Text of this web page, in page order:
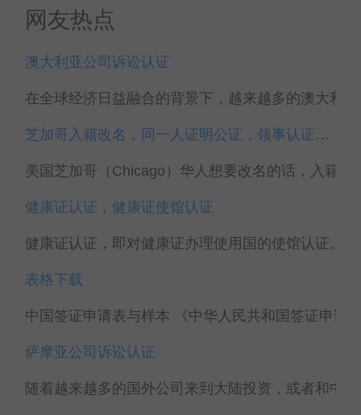
网友热点
澳大利亚公司诉讼认证
在全球经济日益融合的背景下，越来越多的澳大利
芝加哥入籍改名，同一人证明公证，领事认证代办
美国芝加哥（Chicago）华人想要改名的话，入籍
健康证认证，健康证使馆认证
健康证认证，即对健康证办理使用国的使馆认证。
表格下载
中国签证申请表与样本 《中华人民共和国签证申请
萨摩亚公司诉讼认证
随着越来越多的国外公司来到大陆投资，或者和中